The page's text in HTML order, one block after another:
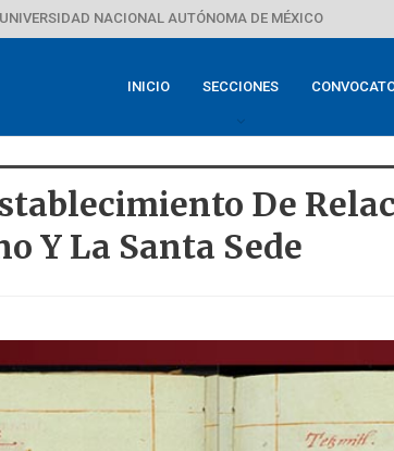
NACIONAL AUTÓNOMA DE MÉXICO
INICIO SECCIONES
De
Y La Santa Sede